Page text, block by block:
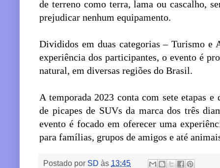
de terreno como terra, lama ou cascalho,
prejudicar nenhum equipamento.
Divididos em duas categorias – Turismo e
experiência dos participantes, o evento é
natural, em diversas regiões do Brasil.
A temporada 2023 conta com sete etapas
de picapes de SUVs da marca dos três
evento é focado em oferecer uma
para famílias, grupos de amigos e até
Postado por SD às 13:45